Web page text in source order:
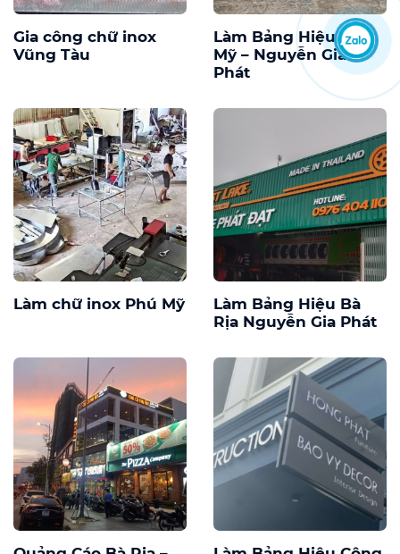
Gia công chữ inox
Vũng Tàu
Làm Bảng Hiệu Phú
Mỹ – Nguyễn Gia
Phát
Làm chữ inox Phú Mỹ
Làm Bảng Hiệu Bà
Rịa Nguyễn Gia Phát